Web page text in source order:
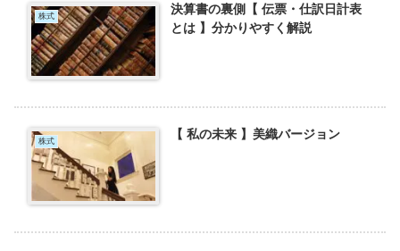
株式
決算書の裏側【 伝票・仕訳日計表
とは 】分かりやすく解説
株式 【 私の未来 】美織バージョン